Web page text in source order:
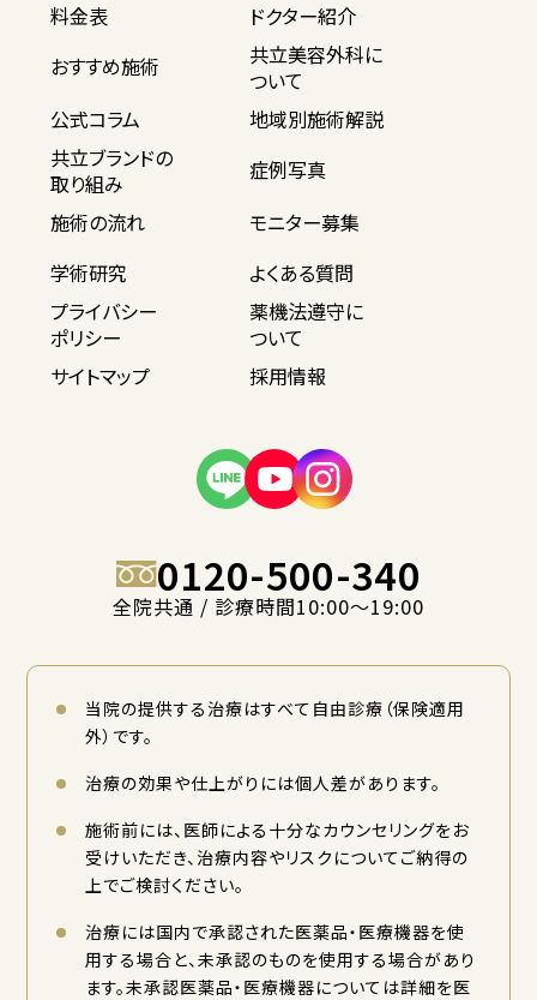
料金表
ドクター紹介
おすすめ施術
共立美容外科に
ついて
公式コラム
地域別施術解説
共立ブランドの
取り組み
症例写真
施術の流れ
モニター募集
学術研究
よくある質問
プライバシー
ポリシー
薬機法遵守に
ついて
サイトマップ
採用情報
0120-500-340
全院共通 / 診療時間10:00〜19:00
当院の提供する治療はすべて自由診療（保険適用
外）です。
治療の効果や仕上がりには個人差があります。
施術前には、医師による十分なカウンセリングをお
受けいただき、治療内容やリスクについてご納得の
上でご検討ください。
治療には国内で承認された医薬品・医療機器を使
用する場合と、未承認のものを使用する場合があり
ます。未承認医薬品・医療機器については詳細を医